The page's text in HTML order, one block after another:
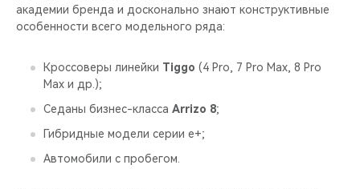
академии бренда и досконально знают конструктивные
особенности всего модельного ряда:
Кроссоверы линейки Tiggo (4 Pro, 7 Pro Max, 8 Pro
Max и др.);
Седаны бизнес-класса Arrizo 8;
Гибридные модели серии e+;
Автомобили с пробегом.